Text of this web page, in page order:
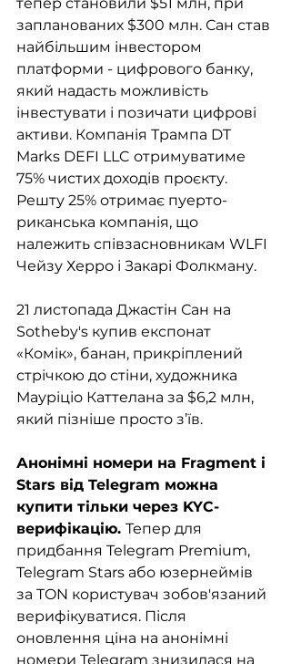
запланованих $300 млн. Сан став
найбільшим інвестором
платформи - цифрового банку,
який надасть можливість
інвестувати і позичати цифрові
активи. Компанія Трампа DT
Marks DEFI LLC отримуватиме
75% чистих доходів проєкту.
Решту 25% отримає пуерто-
риканська компанія, що
належить співзасновникам WLFI
Чейзу Херро і Закарі Фолкману.
21 листопада Джастін Сан на
Sotheby's купив експонат
«Комік», банан, прикріплений
стрічкою до стіни, художника
Мауріціо Каттелана за $6,2 млн,
який пізніше просто з’їв.
Анонімні номери на Fragment і
Stars від Telegram можна
купити тільки через KYC-
верифікацію. Тепер для
придбання Telegram Premium,
Telegram Stars або юзернеймів
за TON користувач зобов'язаний
верифікуватися. Після
оновлення ціна на анонімні
номери Telegram знизилася на